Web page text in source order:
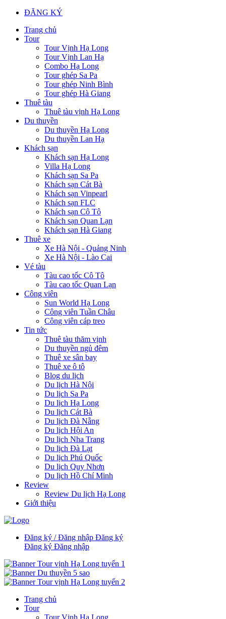
ĐĂNG KÝ
Trang chủ
Tour
Tour Vịnh Hạ Long
Tour Vịnh Lan Hạ
Combo Hạ Long
Tour ghép Sa Pa
Tour ghép Ninh Bình
Tour ghép Hà Giang
Thuê tàu
Thuê tàu vịnh Hạ Long
Du thuyền
Du thuyền Hạ Long
Du thuyền Lan Hạ
Khách sạn
Khách sạn Hạ Long
Villa Hạ Long
Khách sạn Sa Pa
Khách sạn Cát Bà
Khách sạn Vinpearl
Khách sạn FLC
Khách sạn Cô Tô
Khách sạn Quan Lạn
Khách sạn Hà Giang
Thuê xe
Xe Hà Nội - Quảng Ninh
Xe Hà Nội - Lào Cai
Vé tàu
Tàu cao tốc Cô Tô
Tàu cao tốc Quan Lạn
Công viên
Sun World Hạ Long
Công viên Tuần Châu
Công viên cáp treo
Tin tức
Thuê tàu thăm vịnh
Du thuyền ngủ đêm
Thuê xe sân bay
Thuê xe ô tô
Blog du lịch
Du lịch Hà Nội
Du lịch Sa Pa
Du lịch Hạ Long
Du lịch Cát Bà
Du lịch Đà Nẵng
Du lịch Hội An
Du lịch Nha Trang
Du lịch Đà Lạt
Du lịch Phú Quốc
Du lịch Quy Nhơn
Du lịch Hồ Chí Minh
Review
Review Du lịch Hạ Long
Giới thiệu
Đăng ký / Đăng nhập Đăng ký
Đăng ký Đăng nhập
Trang chủ
Tour
Tour Vịnh Hạ Long